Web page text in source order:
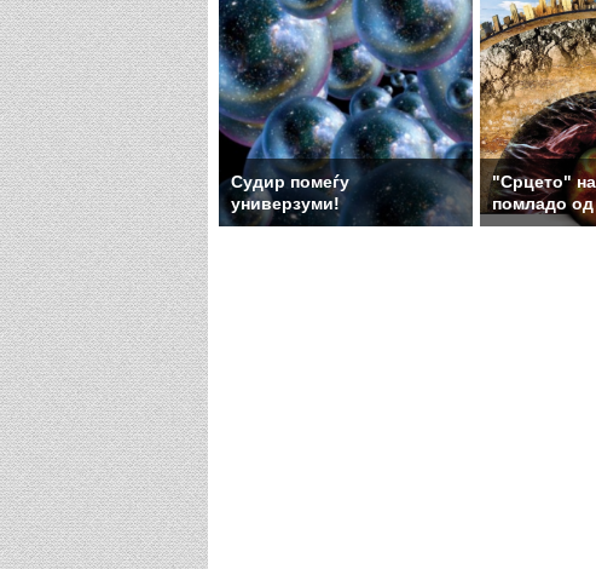
Судир помеѓу
универзуми!
"Срцето" на
помладо од